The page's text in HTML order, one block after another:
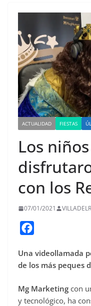
ACTUALIDAD FIESTAS
Los
con los
07/01/2021
c
e
b
o
Una videollamada
de los más peques
Mg Marketing con
y tecnológico, ha